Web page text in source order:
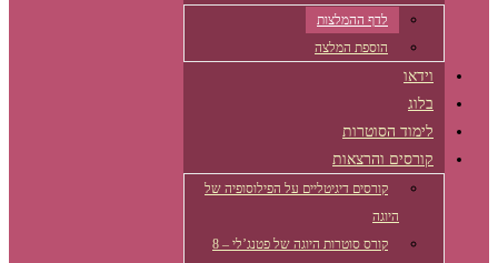
לדף ההמלצות
הוספת המלצה
וידאו
בלוג
לימוד הסוטרות
קורסים והרצאות
קורסים דיגיטליים על הפילוסופיה של
היוגה
קורס סוטרות היוגה של פטנג’לי – 8